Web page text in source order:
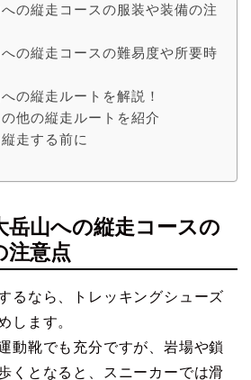
の縦走コースの服装や装備の注
の縦走コースの難易度や所要時
の縦走ルートを解説！
他の縦走ルートを紹介
走する前に
岳山への縦走コースの
注意点
るなら、トレッキングシューズ
します。
動靴でも充分ですが、岩場や鎖
くとなると、スニーカーでは滑